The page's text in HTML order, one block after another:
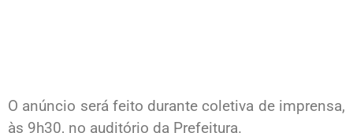
O anúncio será feito durante coletiva de imprensa,
às 9h30, no auditório da Prefeitura.